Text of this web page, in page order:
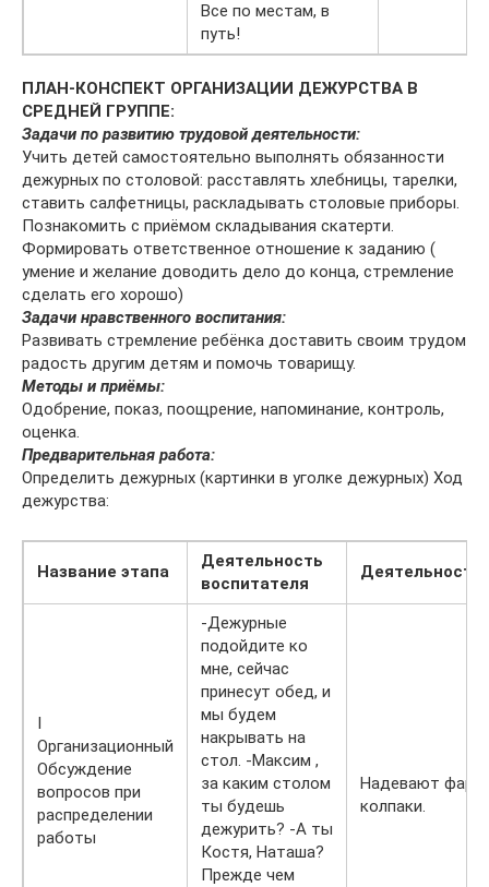
Все по местам, в
путь!
ПЛАН-КОНСПЕКТ ОРГАНИЗАЦИИ ДЕЖУРСТВА В
СРЕДНЕЙ ГРУППЕ:
Задачи по развитию трудовой деятельности:
Учить детей самостоятельно выполнять обязанности
дежурных по столовой: расставлять хлебницы, тарелки,
ставить салфетницы, раскладывать столовые приборы.
Познакомить с приёмом складывания скатерти.
Формировать ответственное отношение к заданию (
умение и желание доводить дело до конца, стремление
сделать его хорошо)
Задачи нравственного воспитания:
Развивать стремление ребёнка доставить своим трудом
радость другим детям и помочь товарищу.
Методы и приёмы:
Одобрение, показ, поощрение, напоминание, контроль,
оценка.
Предварительная работа:
Определить дежурных (картинки в уголке дежурных) Ход
дежурства:
Название этапа
Деятельность
воспитателя
Деятельность
I
Организационный
Обсуждение
вопросов при
распределении
работы
-Дежурные
подойдите ко
мне, сейчас
принесут обед, и
мы будем
накрывать на
стол. -Максим ,
за каким столом
ты будешь
дежурить? -А ты
Костя, Наташа?
Прежде чем
Надевают
колпаки.